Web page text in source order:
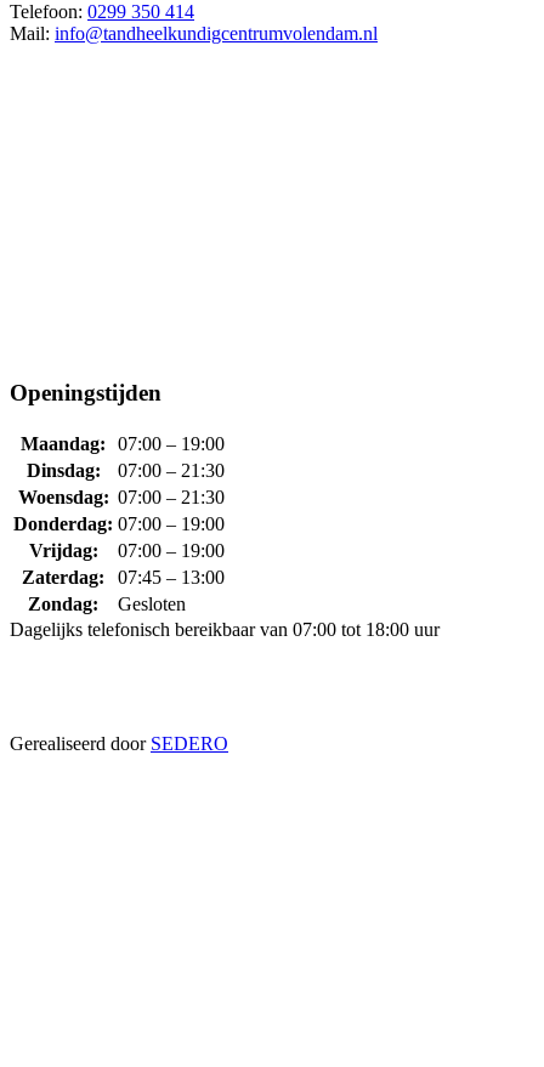
Telefoon: 0299 350 414
Mail: info@tandheelkundigcentrumvolendam.nl
Openingstijden
Maandag:
07:00 – 19:00
Dinsdag:
07:00 – 21:30
Woensdag: 07:00 – 21:30
Donderdag: 07:00 – 19:00
Vrijdag:
07:00 – 19:00
Zaterdag:
07:45 – 13:00
Zondag:
Gesloten
Dagelijks telefonisch bereikbaar van 07:00 tot 18:00 uur
Gerealiseerd door SEDERO